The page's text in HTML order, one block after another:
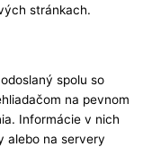
stránkach.
spolu so
na pevnom
Informácie v nich
alebo na servery